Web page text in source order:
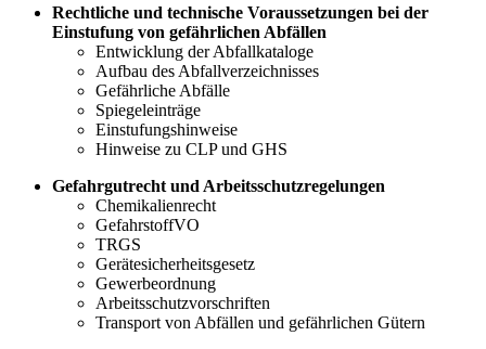
Rechtliche und technische Voraussetzungen bei der
Einstufung von gefährlichen Abfällen
Entwicklung der Abfallkataloge
Aufbau des Abfallverzeichnisses
Gefährliche Abfälle
Spiegeleinträge
Einstufungshinweise
Hinweise zu CLP und GHS
Gefahrgutrecht und Arbeitsschutzregelungen
Chemikalienrecht
GefahrstoffVO
TRGS
Gerätesicherheitsgesetz
Gewerbeordnung
Arbeitsschutzvorschriften
Transport von Abfällen und gefährlichen Gütern